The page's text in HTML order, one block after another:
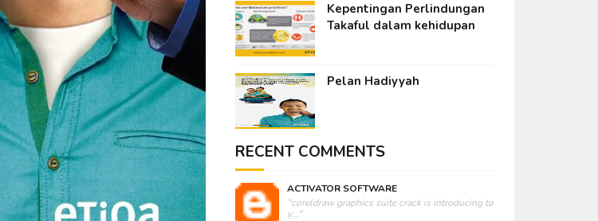
Kepentingan Perlindungan
Takaful dalam kehidupan
Pelan Hadiyyah
RECENT COMMENTS
ACTIVATOR SOFTWARE
"coreldraw graphics suite crack is introducing to
y..."